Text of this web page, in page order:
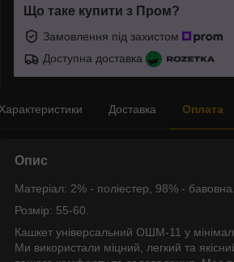
Що таке купити з Пром?
Замовлення під захистом
Доступна доставка
Доставка Оплата
Опис
Матеріал: 2% - поліеcтер, 98% - бавовна.
Розмір: 55-60.
Кашкет універсальний ОШМ-11 у
Ми використали міцний, легкий та